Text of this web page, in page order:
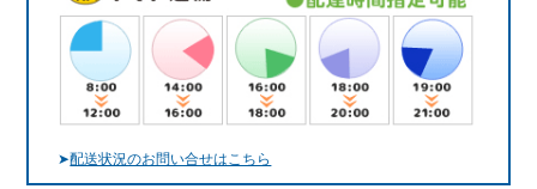
➤配送状況のお問い合せはこちら